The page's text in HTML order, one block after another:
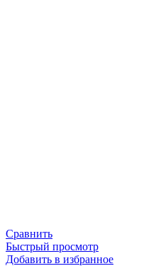
Сравнить
Быстрый просмотр
Добавить в избранное